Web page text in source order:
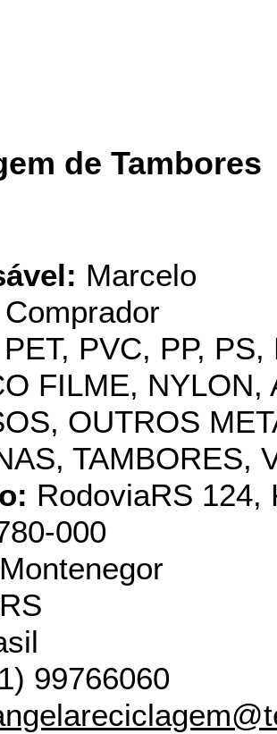
de Tambores
Marcelo
Comprador
PET, PVC, PP,
FILME, NYLON,
OUTROS
TAMBORES,
RodoviaRS 124,
000
Montenegor
RS
99766060